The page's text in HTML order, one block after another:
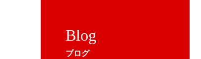
Blog
ブログ